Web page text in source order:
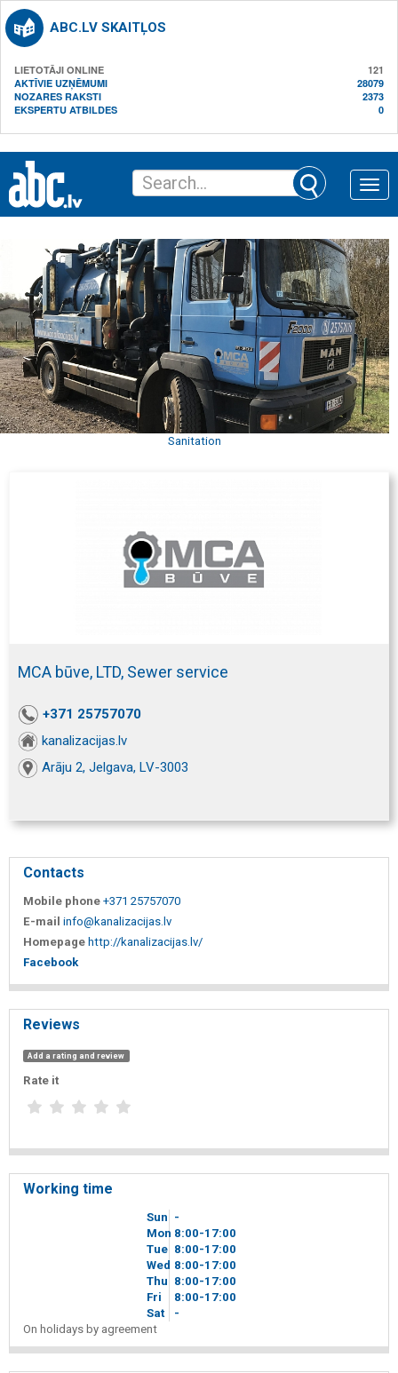
ABC.LV SKAITĻOS
LIETOTĀJI ONLINE
121
AKTĪVIE UZŅĒMUMI
28079
NOZARES RAKSTI
2373
EKSPERTU ATBILDES
0
Toggle
Sanitation
MCA būve, LTD, Sewer service
+371 25757070
kanalizacijas.lv
Arāju 2, Jelgava, LV-3003
Contacts
Mobile phone +371 25757070
E-mail info@kanalizacijas.lv
Homepage http://kanalizacijas.lv/
Facebook
Reviews
Add a rating and review
Rate it
Working time
Sun -
Mon 8 00-17 00
Tue 8 00-17 00
Wed 8 00-17 00
Thu 8 00-17 00
Fri
8 00-17 00
Sat
-
On holidays by agreement